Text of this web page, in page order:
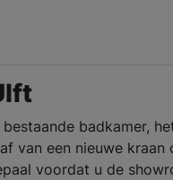
badkamer,
van een nieuwe kraan
voordat u de